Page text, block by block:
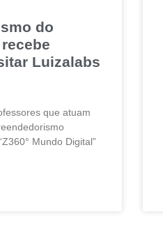
do
Luizalabs
que atuam
Mundo Digital”